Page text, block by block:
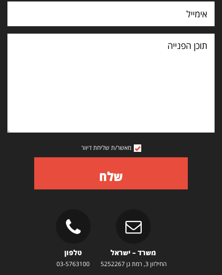
תוכן
הפנייה
מאשר/ת שליחת דיוור
שלח
משרד – ישראל
החילזון 3, רמת גן 5252267
טלפון
03-5763100